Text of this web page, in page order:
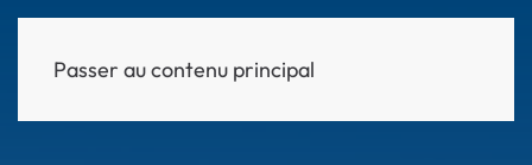
Passer au contenu principal